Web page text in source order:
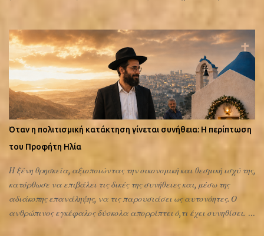
Αποστόλων» από ποιον γράφτηκαν; Το βιβλίο είναι ανώνυμο.
Μόνο η εκκλησία το αποδίδει στον Λουκά. Δεν υπάρχει καμία
άμεση απόδειξη μέσα στο ίδιο το κείμενο ότι ο συγγραφέας ήταν
πράγματι ο Λουκάς. Ότι ήρθε στην Αθήνα και στον Αρειο πάγο
αναφέρεται στις πράξεις των αποστόλων που όπως ανέφερα
είναι αγνώστου συγγραφέα. Ας αφήσουμε για τώρα το
αγνώστου συγγραφέα «οι Πράξεις των αποστόλων» και ας
δούμε τα κείμενα του ίδιου του Παύλου. Φαντάζομαι ότι επειδή
εορτάζεται κάθε έτος η επίσκεψη του στον Ιερό Βράχο του Αρείου
Πάγου θα υπάρχουν πολλές αναφορές στα κείμενα του για
αυτήν του την επίσκεψη. Ο Παύλος έχει γρ...
Όταν η πολιτισμική κατάκτηση γίνεται συνήθεια: Η περίπτωση
του Προφήτη Ηλία
Η ξένη θρησκεία, αξιοποιώντας την οικονομική και θεσμική ισχύ της,
κατόρθωσε να επιβάλει τις δικές της συνήθειες και, μέσω της
αδιάκοπης επανάληψης, να τις παρουσιάσει ως αυτονόητες. Ο
ανθρώπινος εγκέφαλος δύσκολα απορρίπτει ό,τι έχει συνηθίσει.
Αντιθέτως, αναζητά επιχειρήματα για να υπερασπιστεί τη